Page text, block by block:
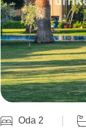
Oda 2